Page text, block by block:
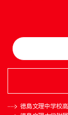
徳島文理中学校